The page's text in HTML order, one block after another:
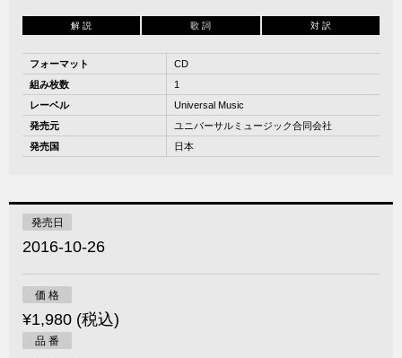
解 説 歌 詞 対 訳
フォーマット
CD
組み枚数
1
レーベル
Universal Music
発売元
ユニバーサルミュージック合同会社
発売国
日本
発売日
2016-10-26
価 格
¥1,980 (税込)
品 番